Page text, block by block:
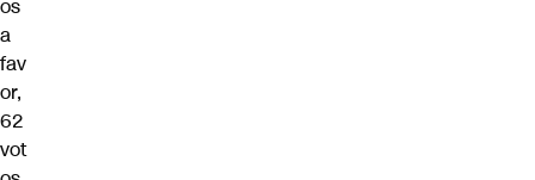
os
a
fav
or,
62
vot